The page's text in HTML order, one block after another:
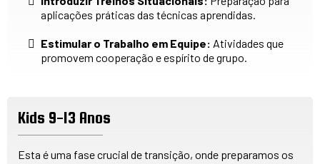
aplicações práticas das técnicas aprendidas.
Estimular o Trabalho em Equipe: Atividades que
promovem cooperação e espírito de grupo.
Kids 9-13 Anos
Esta é uma fase crucial de transição, onde preparamos os